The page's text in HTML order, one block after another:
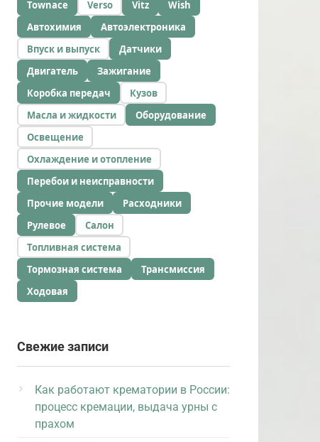
Townace
Verso Vitz
Wish
Автохимия
Автоэлектроника
Впуск и выпуск
Датчики
Двигатель
Зажигание
Коробка передач
Кузов
Масла и жидкости
Оборудование
Освещение
Охлаждение и отопление
Перебои и неисправности
Прочие модели
Расходники
Рулевое
Салон
Топливная система
Тормозная система
Трансмиссия
Ходовая
Свежие записи
Как работают крематории в России:
процесс кремации, выдача урны с
прахом